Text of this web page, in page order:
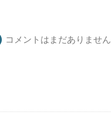
コメントはまだありません